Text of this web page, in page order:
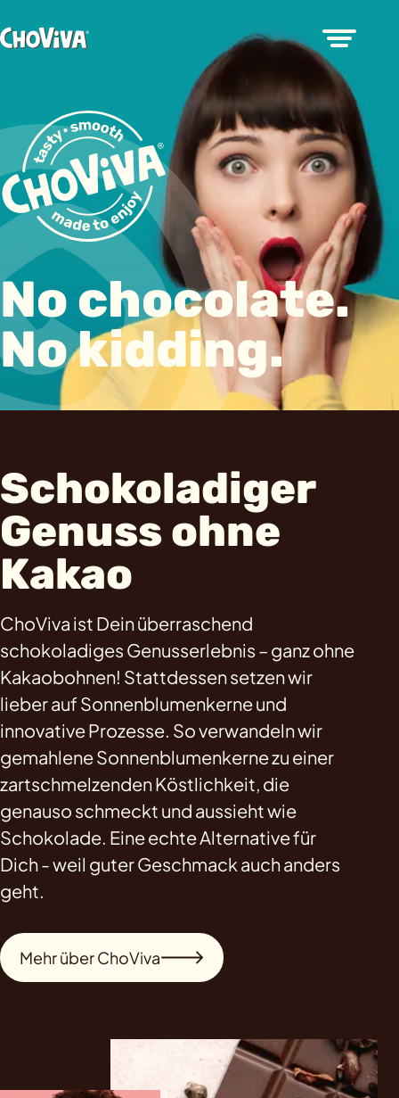
No chocolate.
No kidding.
Schokoladiger
Genuss ohne
Kakao
ChoViva ist Dein überraschend
schokoladiges Genusserlebnis – ganz ohne
Kakaobohnen! Stattdessen setzen wir
lieber auf Sonnenblumenkerne und
innovative Prozesse. So verwandeln wir
gemahlene Sonnenblumenkerne zu einer
zartschmelzenden Köstlichkeit, die
genauso schmeckt und aussieht wie
Schokolade. Eine echte Alternative für
Dich - weil guter Geschmack auch anders
geht.
Mehr über ChoViva